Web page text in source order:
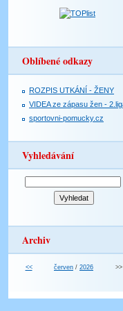
Oblíbené odkazy
ROZPIS UTKÁNÍ - ŽENY
VIDEA ze zápasu žen -
sportovni-pomucky.cz
Vyhledávání
Archiv
<< červen / 2026 >>